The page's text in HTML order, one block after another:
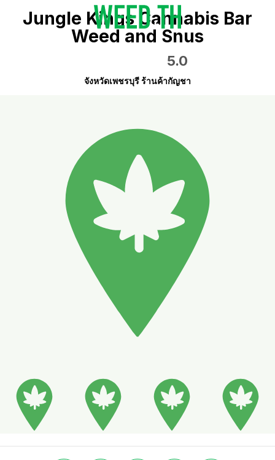
Jungle Kings Cannabis Bar
Weed and Snus
5.0
จังหวัดเพชรบุรี ร้านค้ากัญชา